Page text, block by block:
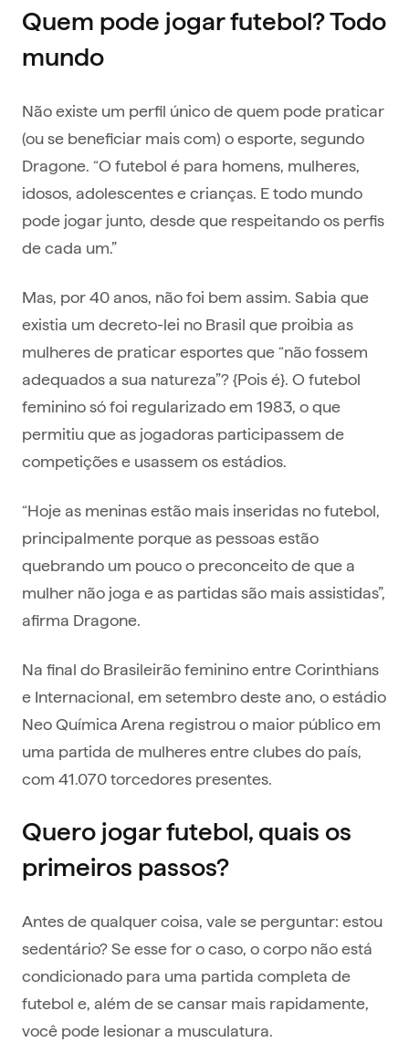
Quem pode jogar futebol? Todo
mundo
Não existe um perfil único de quem pode praticar
(ou se beneficiar mais com) o esporte, segundo
Dragone. “O futebol é para homens, mulheres,
idosos, adolescentes e crianças. E todo mundo
pode jogar junto, desde que respeitando os perfis
de cada um.”
Mas, por 40 anos, não foi bem assim. Sabia que
existia um decreto-lei no Brasil que proibia as
mulheres de praticar esportes que “não fossem
adequados a sua natureza”? {Pois é}. O futebol
feminino só foi regularizado em 1983, o que
permitiu que as jogadoras participassem de
competições e usassem os estádios.
“Hoje as meninas estão mais inseridas no futebol,
principalmente porque as pessoas estão
quebrando um pouco o preconceito de que a
mulher não joga e as partidas são mais assistidas”,
afirma Dragone.
Na final do Brasileirão feminino entre Corinthians
e Internacional, em setembro deste ano, o estádio
Neo Química Arena registrou o maior público em
uma partida de mulheres entre clubes do país,
com 41.070 torcedores presentes.
Quero jogar futebol, quais os
primeiros passos?
Antes de qualquer coisa, vale se perguntar: estou
sedentário? Se esse for o caso, o corpo não está
condicionado para uma partida completa de
futebol e, além de se cansar mais rapidamente,
você pode lesionar a musculatura.